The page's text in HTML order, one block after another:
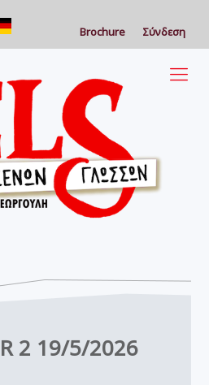
Brochure Σύνδεση
2 19/5/2026